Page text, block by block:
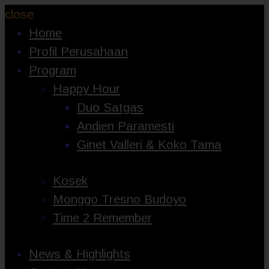
close
Home
Profil Perusahaan
Program
Happy Hour
Duo Satgas
Andien Paramesti
Ginet Valleri & Koko Tama
Kosek
Monggo Tresno Budoyo
Time 2 Remember
News & Highlights